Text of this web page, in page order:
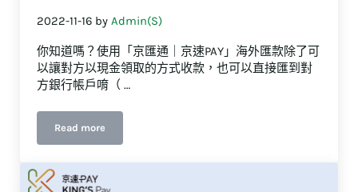
2022-11-16 byAdmin(S)
你知道嗎？使用「京匯通｜京速PAY」海外匯款除了可
以讓對方以現金領取的方式收款，也可以直接匯到對
方銀行帳戶唷（ …
Read more如何匯款到海外帳戶？